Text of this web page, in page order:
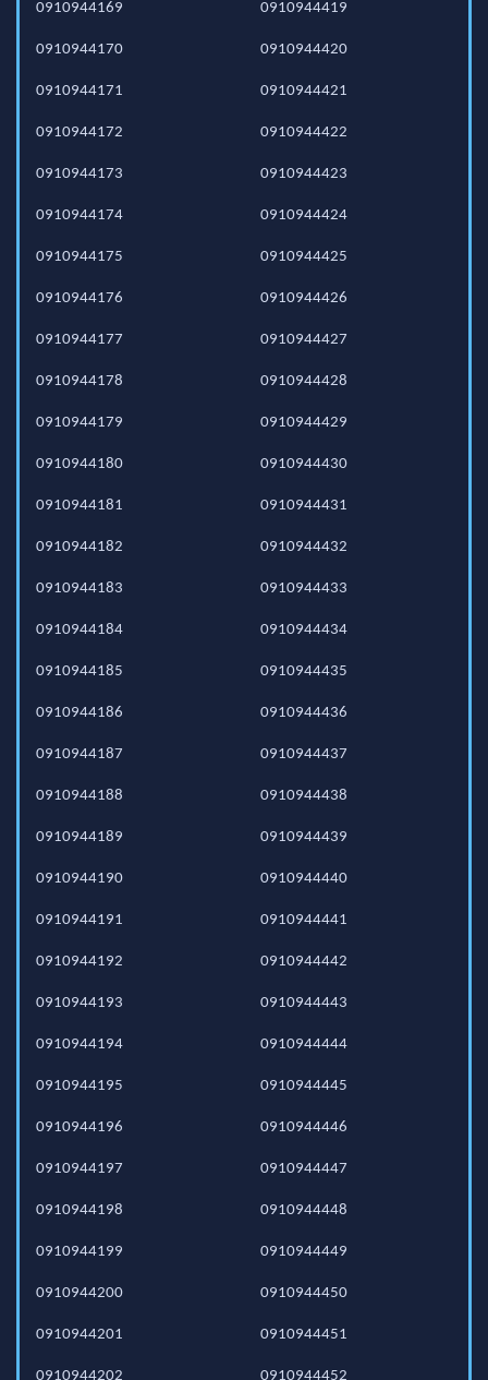
0910944169
0910944170
0910944171
0910944172
0910944173
0910944174
0910944175
0910944176
0910944177
0910944178
0910944179
0910944180
0910944181
0910944182
0910944183
0910944184
0910944185
0910944186
0910944187
0910944188
0910944189
0910944190
0910944191
0910944192
0910944193
0910944194
0910944195
0910944196
0910944197
0910944198
0910944199
0910944200
0910944201
0910944202
0910944419
0910944420
0910944421
0910944422
0910944423
0910944424
0910944425
0910944426
0910944427
0910944428
0910944429
0910944430
0910944431
0910944432
0910944433
0910944434
0910944435
0910944436
0910944437
0910944438
0910944439
0910944440
0910944441
0910944442
0910944443
0910944444
0910944445
0910944446
0910944447
0910944448
0910944449
0910944450
0910944451
0910944452